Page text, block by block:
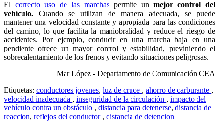
El correcto uso de las marchas permite un mejor control del
vehículo. Cuando se utilizan de manera adecuada, se puede
mantener una velocidad constante y apropiada para las condiciones
del camino, lo que facilita la maniobralidad y reduce el riesgo de
accidentes. Por ejemplo, conducir en una marcha baja en una
pendiente ofrece un mayor control y estabilidad, previniendo el
sobrecalentamiento de los frenos y evitando situaciones peligrosas.
Mar López - Departamento de Comunicación CEA
Etiquetas: conductores jovenes, luz de cruce , ahorro de carburante ,
velocidad inadecuada , inseguridad de la circulación , impacto del
vehículo contra un obstáculo , distancia para detenerse, distancia de
reaccion, reflejos del conductor , distancia de detencion,